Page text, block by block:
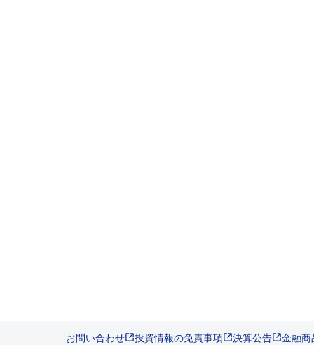
お問い合わせ 投資情報の免責事項 決算公告 金融